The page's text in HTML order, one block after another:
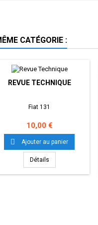
CATÉGORIE :
REVUE TECHNIQUE
Fiat 131
Prix
10,00 €
 Ajouter au panier
Détails